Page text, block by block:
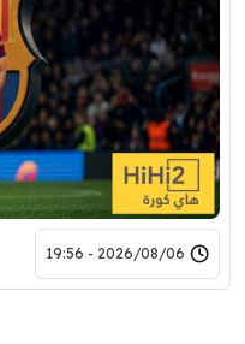
2026/08/06 - 19:56